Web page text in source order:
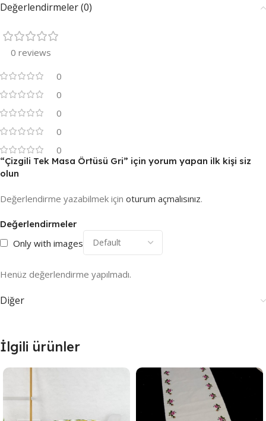
Değerlendirmeler (0)
0 reviews
0
0
0
0
0
Değerlendirmeler
Only with images
Henüz değerlendirme yapılmadı.
“Çizgili Tek Masa Örtüsü Gri” için yorum yapan ilk kişi siz
olun
Değerlendirme yazabilmek için oturum açmalısınız.
Diğer
İlgili ürünler